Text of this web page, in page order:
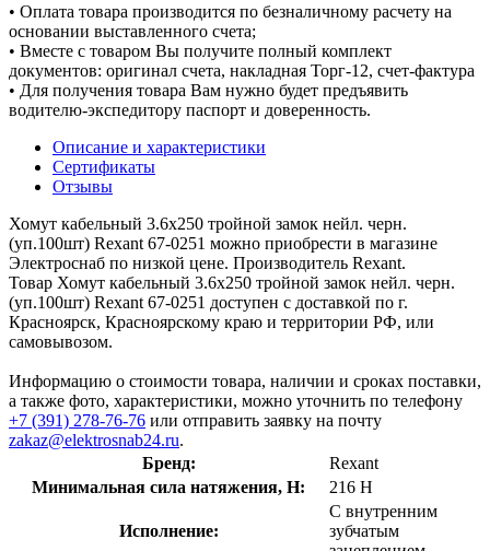
• Оплата товара производится по безналичному расчету на
основании выставленного счета;
• Вместе с товаром Вы получите полный комплект
документов: оригинал счета, накладная Торг-12, счет-фактура
• Для получения товара Вам нужно будет предъявить
водителю-экспедитору паспорт и доверенность.
Описание и характеристики
Сертификаты
Отзывы
Хомут кабельный 3.6х250 тройной замок нейл. черн.
(уп.100шт) Rexant 67-0251 можно приобрести в магазине
Электроснаб по низкой цене. Производитель Rexant.
Товар Хомут кабельный 3.6х250 тройной замок нейл. черн.
(уп.100шт) Rexant 67-0251 доступен с доставкой по г.
Красноярск, Красноярскому краю и территории РФ, или
самовывозом.
Информацию о стоимости товара, наличии и сроках поставки,
а также фото, характеристики, можно уточнить по телефону
+7 (391) 278-76-76 или отправить заявку на почту
zakaz@elektrosnab24.ru.
Бренд:
Rexant
Минимальная сила натяжения, Н:
216 Н
Исполнение:
С внутренним
зубчатым